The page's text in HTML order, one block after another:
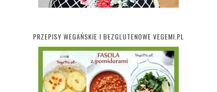
PRZEPISY WEGAŃSKIE I BEZGLUTENOWE VEGEMI.PL